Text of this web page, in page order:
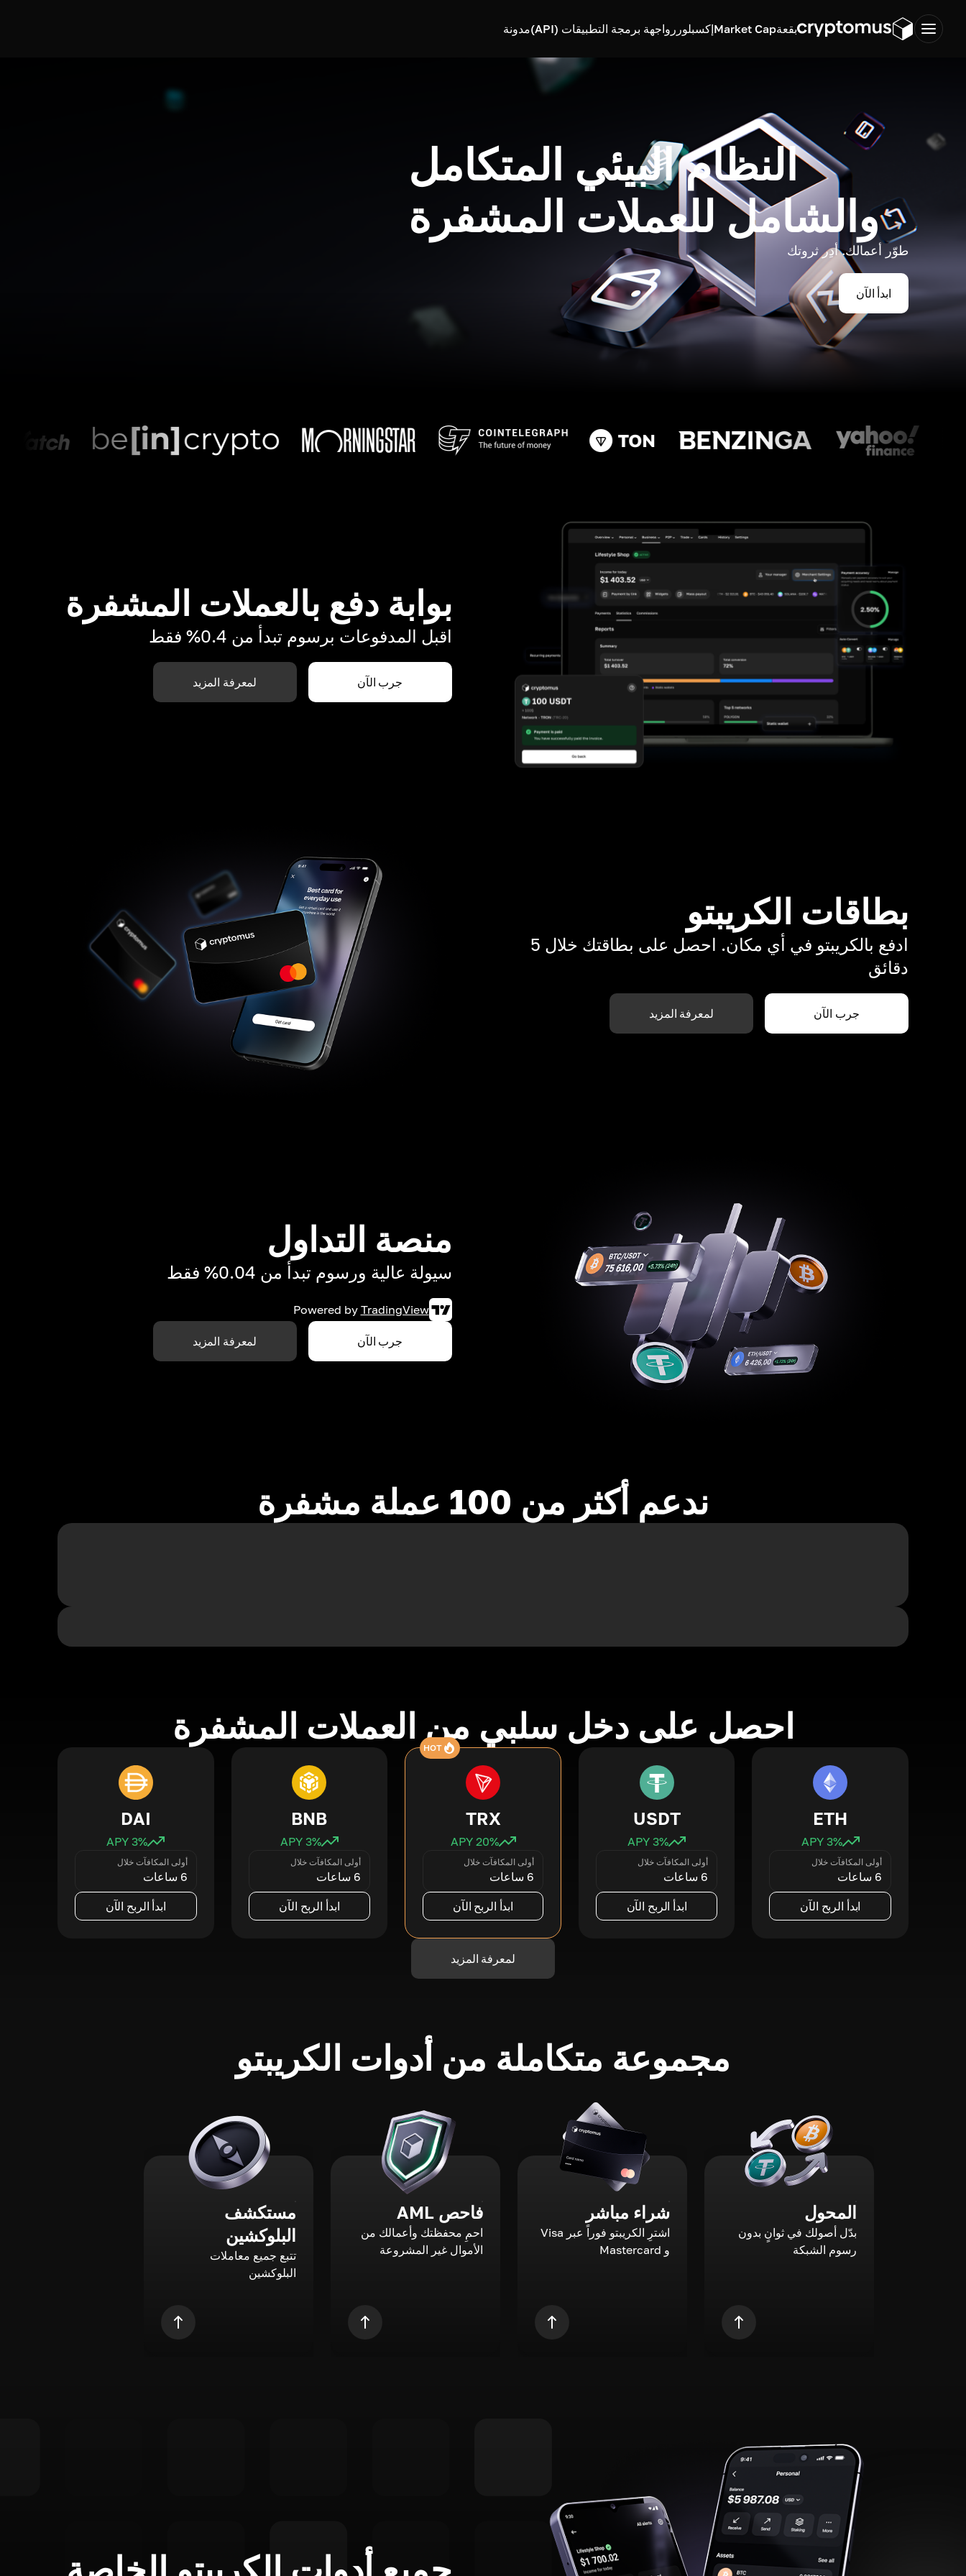
بقعةMarket Capإكسبلورر واجهة برمجة التطبيقات (API) مدونة
النظام البيئي المتكامل
والشامل للعملات المشفرة
طوّر أعمالك. أدِر ثروتك
ابدأ الآن
بوابة دفع بالعملات المشفرة
اقبل المدفوعات برسوم تبدأ من 0.4% فقط
جرب الآن لمعرفة المزيد
بطاقات الكريبتو
ادفع بالكريبتو في أي مكان. احصل على بطاقتك خلال 5
دقائق
جرب الآن لمعرفة المزيد
منصة التداول
سيولة عالية ورسوم تبدأ من 0.04% فقط
Powered by TradingView
جرب الآن لمعرفة المزيد
ندعم أكثر من 100 عملة مشفرة
احصل على دخل سلبي من العملات المشفرة
ETH
3% APY
أولى المكافآت خلال
6 ساعات
ابدأ الربح الآن
USDT
3% APY
أولى المكافآت خلال
6 ساعات
ابدأ الربح الآن
HOT
TRX
20% APY
أولى المكافآت خلال
6 ساعات
ابدأ الربح الآن
BNB
3% APY
أولى المكافآت خلال
6 ساعات
ابدأ الربح الآن
DAI
3% APY
أولى المكافآت خلال
6 ساعات
ابدأ الربح الآن
لمعرفة المزيد
مجموعة متكاملة من أدوات الكريبتو
المحول
بدّل أصولك في ثوانٍ بدون
رسوم الشبكة
شراء مباشر
اشترِ الكريبتو فوراً عبر Visa
و Mastercard
فاحص AML
احمِ محفظتك وأعمالك من
الأموال غير المشروعة
مستكشف
البلوكشين
تتبع جميع معاملات
البلوكشين